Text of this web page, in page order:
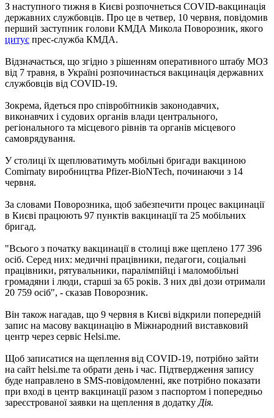
З наступного тижня в Києві розпочнеться COVID-вакцинація
державних службовців. Про це в четвер, 10 червня, повідомив
перший заступник голови КМДА Микола Поворозник, якого
цитує прес-служба КМДА.
Відзначається, що згідно з рішенням оперативного штабу МОЗ
від 7 травня, в Україні розпочинається вакцинація державних
службовців від COVID-19.
Зокрема, йдеться про співробітників законодавчих,
виконавчих і судових органів влади центрального,
регіонального та місцевого рівнів та органів місцевого
самоврядування.
У столиці їх щеплюватимуть мобільні бригади вакциною
Comirnaty виробництва Pfizer-BioNTech, починаючи з 14
червня.
За словами Поворозника, щоб забезпечити процес вакцинації
в Києві працюють 97 пунктів вакцинації та 25 мобільних
бригад.
"Всього з початку вакцинації в столиці вже щеплено 177 396
осіб. Серед них: медичні працівники, педагоги, соціальні
працівники, рятувальники, паралімпійці і маломобільні
громадяни і люди, старші за 65 років. З них дві дози отримали
20 759 осіб", - сказав Поворозник.
Він також нагадав, що 9 червня в Києві відкрили попередній
запис на масову вакцинацію в Міжнародний виставковий
центр через сервіс Helsi.me.
Щоб записатися на щеплення від COVID-19, потрібно зайти
на сайт helsi.me та обрати день і час. Підтвердження запису
буде направлено в SMS-повідомленні, яке потрібно показати
при вході в центр вакцинації разом з паспортом і попередньо
зареєстрованої заявки на щеплення в додатку Дія.